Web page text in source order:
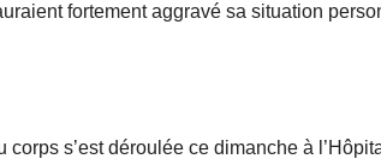
fortement aggravé sa situation
corps s’est déroulée ce dimanche à